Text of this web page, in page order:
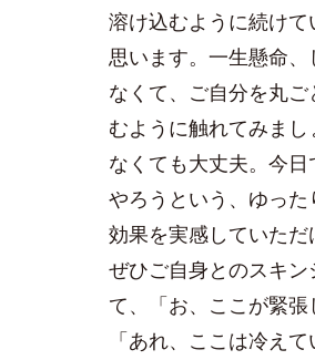
溶け込むように続けて
思います。一生懸命
なくて、ご自分を丸
むように触れてみま
なくても大丈夫。今
やろうという、ゆっ
効果を実感していただ
ぜひご自身とのスキン
て、「お、ここが緊張
「あれ、ここは冷え